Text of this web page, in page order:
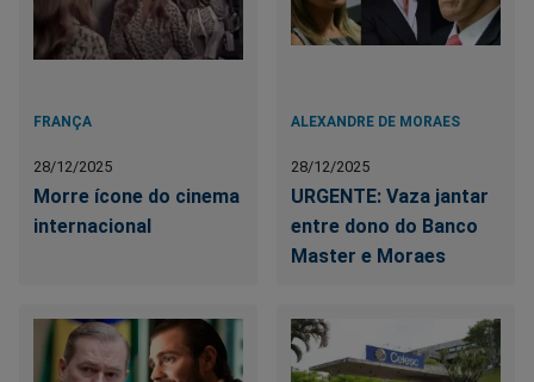
FRANÇA
28/12/2025
Morre ícone do cinema
internacional
ALEXANDRE DE MORAES
28/12/2025
URGENTE: Vaza jantar
entre dono do Banco
Master e Moraes